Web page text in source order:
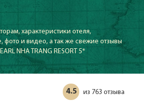
характеристики отеля,
фото и видео, а так же свежие отзывы
NHA TRANG RESORT 5*
4.5 из 763 отзыва